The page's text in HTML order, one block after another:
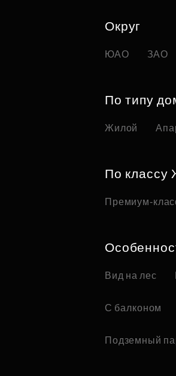
Округ
ЮАО ЗАО
По типу
Жилой
По классу
Премиум-
Вид на лес
С балконом
Подземный